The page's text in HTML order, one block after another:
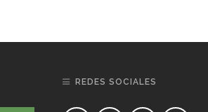
REDES SOCIALES